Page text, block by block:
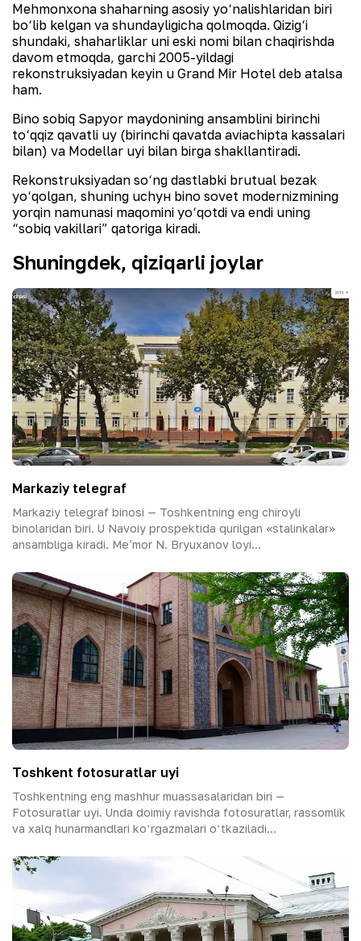
Mehmonxona shaharning asosiy yo‘nalishlaridan biri
bo‘lib kelgan va shundayligicha qolmoqda. Qizig‘i
shundaki, shaharliklar uni eski nomi bilan chaqirishda
davom etmoqda, garchi 2005-yildagi
rekonstruksiyadan keyin u Grand Mir Hotel deb atalsa
ham.
Bino sobiq Sapyor maydonining ansamblini birinchi
to‘qqiz qavatli uy (birinchi qavatda aviachipta kassalari
bilan) va Modellar uyi bilan birga shakllantiradi.
Rekonstruksiyadan so‘ng dastlabki brutual bezak
yo‘qolgan, shuning uchун bino sovet modernizmining
yorqin namunasi maqomini yo‘qotdi va endi uning
“sobiq vakillari” qatoriga kiradi.
Shuningdek, qiziqarli joylar
Markaziy telegraf
Markaziy telegraf binosi — Toshkentning eng chiroyli
binolaridan biri. U Navoiy prospektida qurilgan «stalinkalar»
ansambliga kiradi. Meʼmor N. Bryuxanov loyi...
Toshkent fotosuratlar uyi
Toshkentning eng mashhur muassasalaridan biri —
Fotosuratlar uyi. Unda doimiy ravishda fotosuratlar, rassomlik
va xalq hunarmandlari koʻrgazmalari oʻtkaziladi...